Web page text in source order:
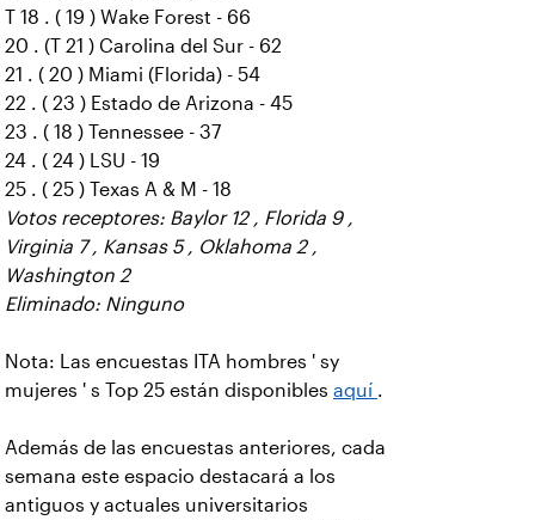
T 18 . ( 19 ) Wake Forest - 66
20 . (T 21 ) Carolina del Sur - 62
21 . ( 20 ) Miami (Florida) - 54
22 . ( 23 ) Estado de Arizona - 45
23 . ( 18 ) Tennessee - 37
24 . ( 24 ) LSU - 19
25 . ( 25 ) Texas A & M - 18
Votos receptores: Baylor 12 , Florida 9 ,
Virginia 7 , Kansas 5 , Oklahoma 2 ,
Washington 2
Eliminado: Ninguno
Nota: Las encuestas ITA hombres ' sy
mujeres ' s Top 25 están disponibles aquí .
Además de las encuestas anteriores, cada
semana este espacio destacará a los
antiguos y actuales universitarios